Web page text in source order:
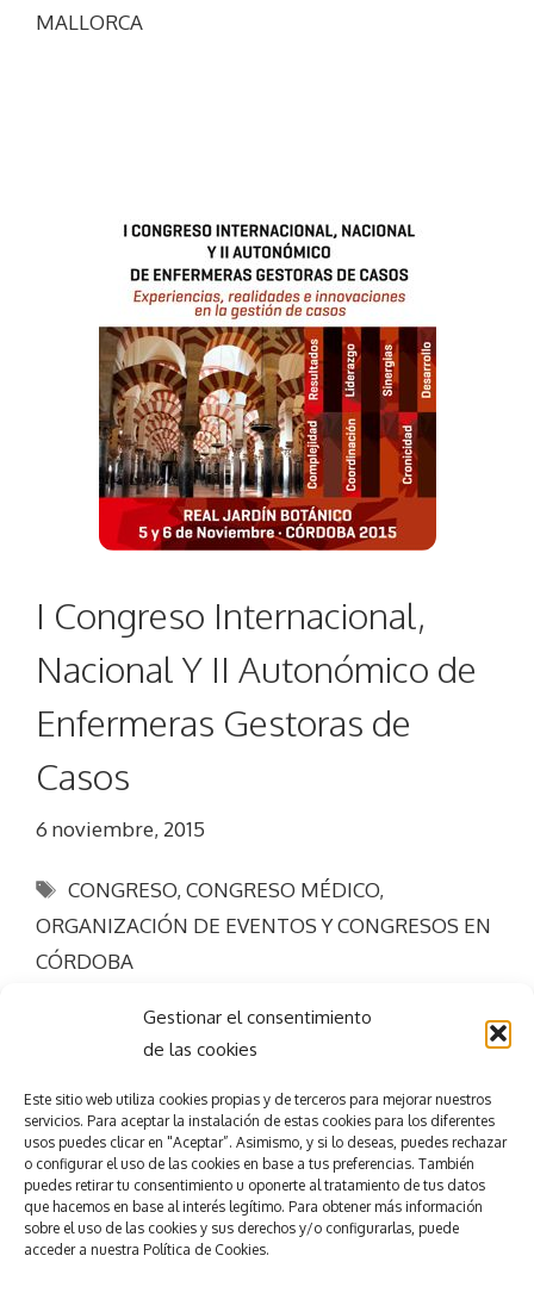
Gestionar el consentimiento
de las cookies
Este sitio web utiliza cookies propias y de terceros para mejorar nuestros
servicios. Para aceptar la instalación de estas cookies para los diferentes
usos puedes clicar en "Aceptar”. Asimismo, y si lo deseas, puedes rechazar
o configurar el uso de las cookies en base a tus preferencias. También
puedes retirar tu consentimiento u oponerte al tratamiento de tus datos
que hacemos en base al interés legítimo. Para obtener más información
sobre el uso de las cookies y sus derechos y/o configurarlas, puede
acceder a nuestra Política de Cookies.
MALLORCA
I Congreso Internacional,
Nacional Y II Autonómico de
Enfermeras Gestoras de
Casos
6 noviembre, 2015
Etiquetas
CONGRESO,CONGRESO MÉDICO,
ORGANIZACIÓN DE EVENTOS Y CONGRESOS EN
CÓRDOBA
Consigue eléxito
en tu evento